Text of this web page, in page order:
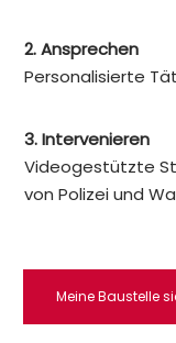
2. Ansprechen
Personalisierte
3. Intervenieren
Videogestützte
von Polizei und
Meine Baustelle